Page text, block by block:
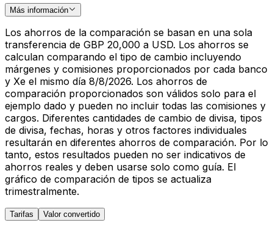
Más información
Los ahorros de la comparación se basan en una sola
transferencia de GBP 20,000 a USD. Los ahorros se
calculan comparando el tipo de cambio incluyendo
márgenes y comisiones proporcionados por cada banco
y Xe el mismo día 8/8/2026. Los ahorros de
comparación proporcionados son válidos solo para el
ejemplo dado y pueden no incluir todas las comisiones y
cargos. Diferentes cantidades de cambio de divisa, tipos
de divisa, fechas, horas y otros factores individuales
resultarán en diferentes ahorros de comparación. Por lo
tanto, estos resultados pueden no ser indicativos de
ahorros reales y deben usarse solo como guía. El
gráfico de comparación de tipos se actualiza
trimestralmente.
Tarifas Valor convertido